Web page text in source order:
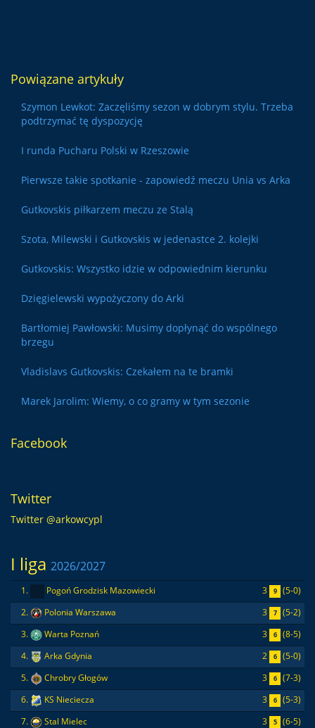
Powiązane artykuły
Szymon Lewkot: Zaczęliśmy sezon w dobrym stylu. Trzeba
podtrzymać tę dyspozycję
I runda Pucharu Polski w Rzeszowie
Pierwsze takie spotkanie - zapowiedź meczu Unia vs Arka
Gutkovskis piłkarzem meczu ze Stalą
Szota, Milewski i Gutkovskis w jedenastce 2. kolejki
Gutkovskis: Wszystko idzie w odpowiednim kierunku
Dzięgielewski wypożyczony do Arki
Bartłomiej Pawłowski: Musimy dopłynąć do wspólnego
brzegu
Vladislavs Gutkovskis: Czekałem na te bramki
Marek Jarolim: Wiemy, o co gramy w tym sezonie
Facebook
Twitter
Twitter @arkowcypl
I liga 2026/2027
1. Pogoń Grodzisk Mazowiecki 3 9
(5-0)
2.
Polonia Warszawa 3 7
(5-2)
3.
Warta Poznań 3 6
(8-5)
4.
Arka Gdynia 2 6
(5-0)
5.
Chrobry Głogów 3 6
(7-3)
6.
KS Nieciecza 3 6
(5-3)
7.
Stal Mielec 3 5
(6-5)